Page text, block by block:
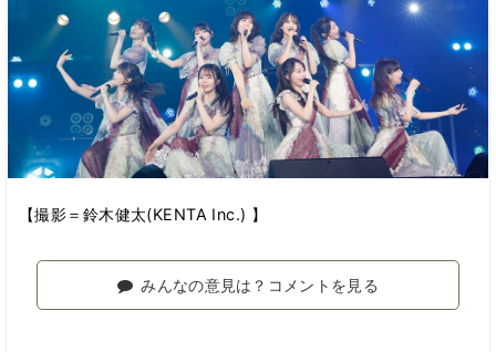
【撮影＝鈴木健太(KENTA Inc.) 】
みんなの意見は？コメントを見る